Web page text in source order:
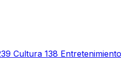
Cultura 138 Entretenimiento